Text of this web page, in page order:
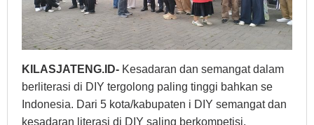
KILASJATENG.ID- Kesadaran dan semangat dalam
berliterasi di DIY tergolong paling tinggi bahkan se
Indonesia. Dari 5 kota/kabupaten i DIY semangat dan
kesadaran literasi di DIY saling berkompetisi.